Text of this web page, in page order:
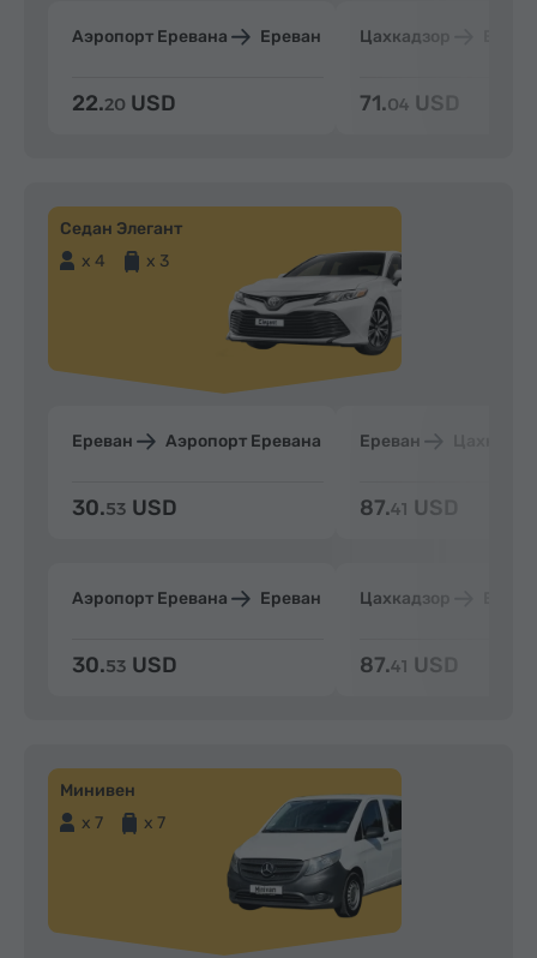
Аэропорт Еревана Ереван
22.20 USD
Цахкадзор
71.04 USD
Седан Элегант
x 4
x 3
Ереван Аэропорт Еревана
30.53 USD
Аэропорт Еревана Ереван
30.53 USD
Ереван
87.41 USD
Цахкадзор
87.41 USD
Минивен
x 7
x 7